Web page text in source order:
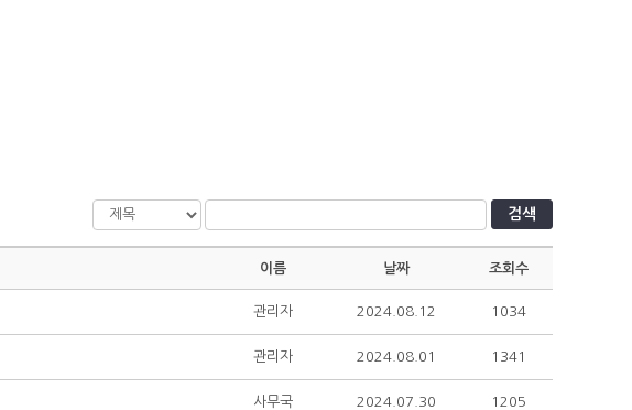
검색
이름 날짜 조회수
관리자 2024.08.12 1034
관리자 2024.08.01 1341
사무국 2024.07.30 1205